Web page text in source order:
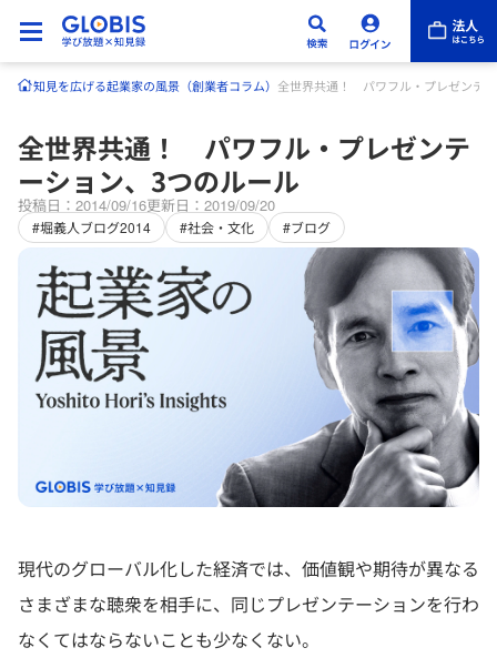
知見を広げる起業家の風景（創業者コラム） 全世界共通！ パワフル・プレゼンテ
全世界共通！ パワフル・プレゼンテ
ーション、3つのルール
投稿日：2014/09/16更新日：2019/09/20
#堀義人ブログ2014 #社会・文化 #ブログ
現代のグローバル化した経済では、価値観や期待が異なる
さまざまな聴衆を相手に、同じプレゼンテーションを行わ
なくてはならないことも少なくない。